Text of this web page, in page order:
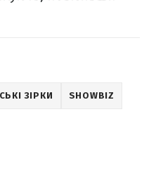
ЗІРКИ SHOWBIZ